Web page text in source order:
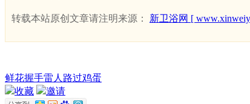
转载本站原创文章请注明来源： 新卫浴网 [
鲜花握手雷人 路过鸡蛋
收藏
邀请